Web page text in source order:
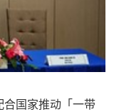
合国家推动「一带